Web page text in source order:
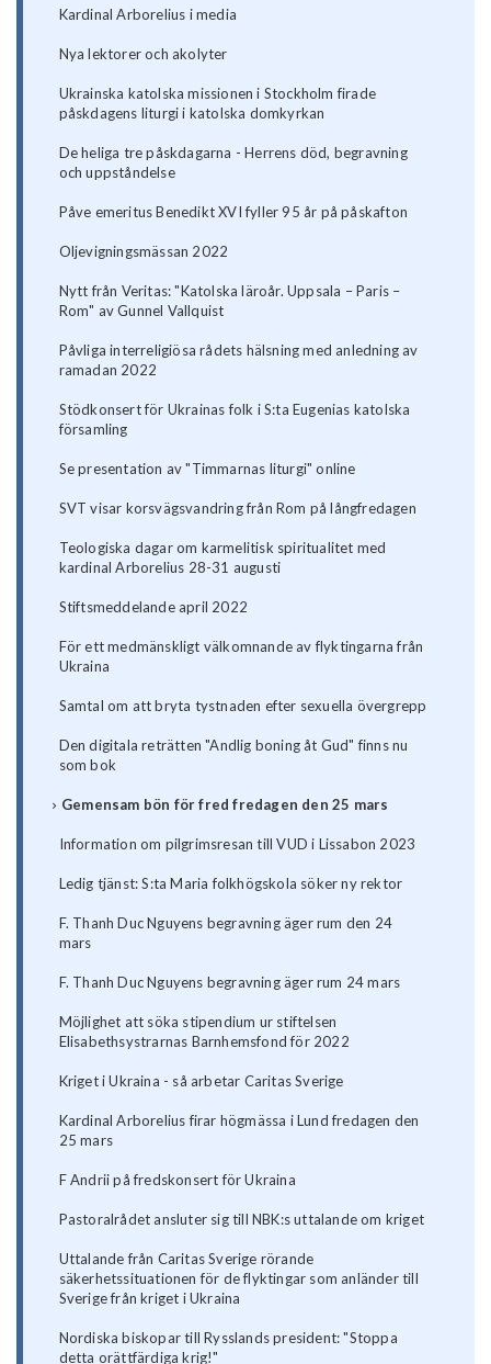
Kardinal Arborelius i media
Nya lektorer och akolyter
Ukrainska katolska missionen i Stockholm firade
påskdagens liturgi i katolska domkyrkan
De heliga tre påskdagarna - Herrens död, begravning
och uppståndelse
Påve emeritus Benedikt XVI fyller 95 år på påskafton
Oljevigningsmässan 2022
Nytt från Veritas: "Katolska läroår. Uppsala – Paris –
Rom" av Gunnel Vallquist
Påvliga interreligiösa rådets hälsning med anledning av
ramadan 2022
Stödkonsert för Ukrainas folk i S:ta Eugenias katolska
församling
Se presentation av "Timmarnas liturgi" online
SVT visar korsvägsvandring från Rom på långfredagen
Teologiska dagar om karmelitisk spiritualitet med
kardinal Arborelius 28-31 augusti
Stiftsmeddelande april 2022
För ett medmänskligt välkomnande av flyktingarna från
Ukraina
Samtal om att bryta tystnaden efter sexuella övergrepp
Den digitala reträtten "Andlig boning åt Gud" finns nu
som bok
Gemensam bön för fred fredagen den 25 mars
Information om pilgrimsresan till VUD i Lissabon 2023
Ledig tjänst: S:ta Maria folkhögskola söker ny rektor
F. Thanh Duc Nguyens begravning äger rum den 24
mars
F. Thanh Duc Nguyens begravning äger rum 24 mars
Möjlighet att söka stipendium ur stiftelsen
Elisabethsystrarnas Barnhemsfond för 2022
Kriget i Ukraina - så arbetar Caritas Sverige
Kardinal Arborelius firar högmässa i Lund fredagen den
25 mars
F Andrii på fredskonsert för Ukraina
Pastoralrådet ansluter sig till NBK:s uttalande om kriget
Uttalande från Caritas Sverige rörande
säkerhetssituationen för de flyktingar som anländer till
Sverige från kriget i Ukraina
Nordiska biskopar till Rysslands president: "Stoppa
detta orättfärdiga krig!"